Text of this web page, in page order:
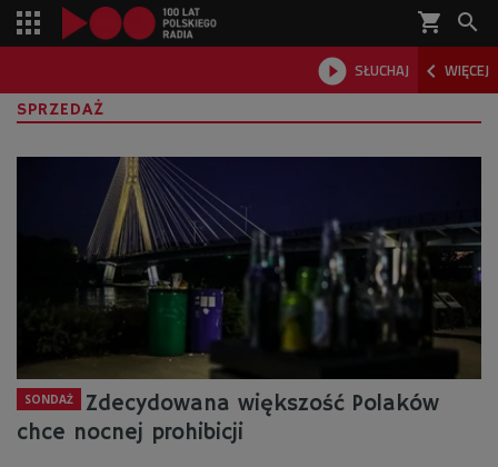
shopping_cart 
 SŁUCHAJ  WIĘCEJ

SPRZEDAŻ
SONDAŻ
Zdecydowana większość Polaków
chce nocnej prohibicji